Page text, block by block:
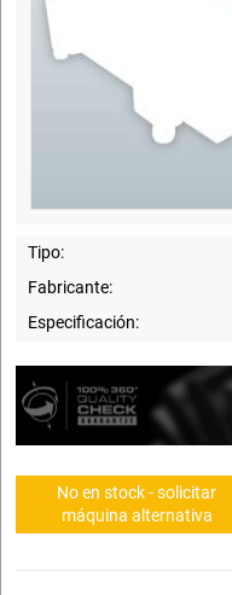
Tipo:
Fabricante:
Especificación:
No en stock - solicitar
máquina alternativa